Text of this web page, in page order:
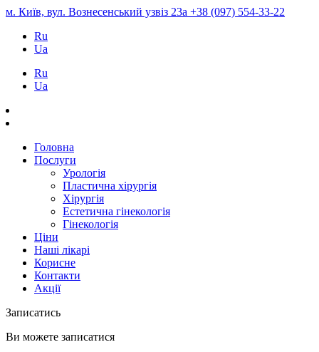
м. Київ, вул. Вознесенський узвіз 23а +38 (097) 554-33-22
Ru
Ua
Ru
Ua
Головна
Послуги
Урологія
Пластична хірургія
Хірургія
Естетична гінекологія
Гінекологія
Ціни
Наші лікарі
Корисне
Контакти
Акції
Записатись
Ви можете записатися